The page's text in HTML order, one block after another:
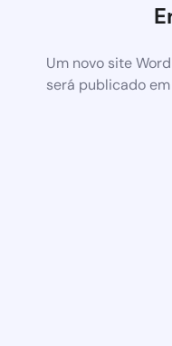
Um novo site
será publicado